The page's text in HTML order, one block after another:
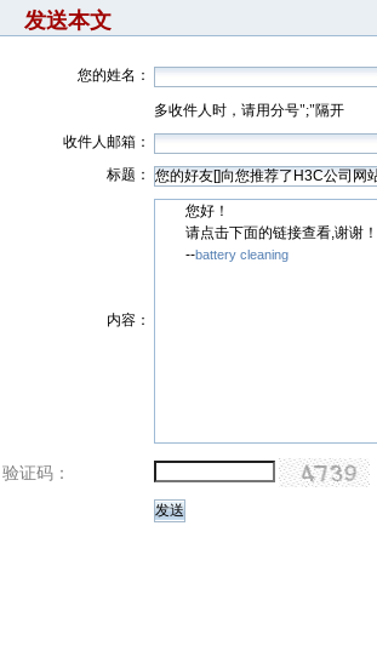
发送本文
您的姓名：
多收件人时，请用分号";"隔开
收件人邮箱：
标题：
内容：
您好！
请点击下面的链接查看,谢谢！
--battery cleaning
验证码：